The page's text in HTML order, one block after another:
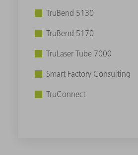
TruBend 5130
TruBend 5170
TruLaser Tube 7000
Smart Factory Consulting
TruConnect